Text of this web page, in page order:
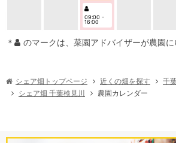
09:00 -
16:00
＊ のマークは、菜園アドバイザーが農園に
シェア畑トップページ 近くの畑を探す 千
シェア畑 千葉検見川 農園カレンダー